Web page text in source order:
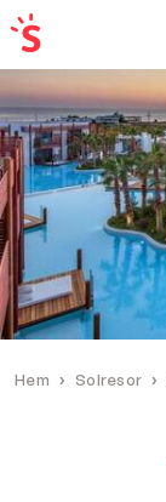
Hem Solresor